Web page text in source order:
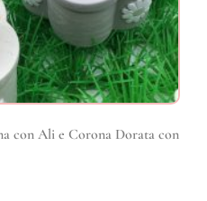
con Ali e Corona Dorata con